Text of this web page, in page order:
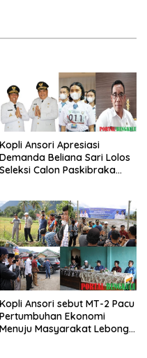
Kopli Ansori Apresiasi
Demanda Beliana Sari Lolos
Seleksi Calon Paskibraka
Kopli Ansori sebut MT-2 Pacu
Pertumbuhan Ekonomi
Menuju Masyarakat Lebong